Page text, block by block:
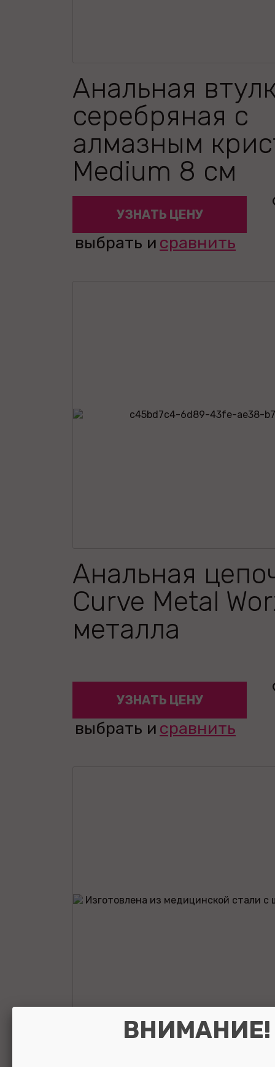
Анальная
серебряная с
алмазным
Medium 8 см
УЗНАТЬ ЦЕНУ
выбрать и сравнить
Анальная
Curve Metal
металла
УЗНАТЬ ЦЕНУ
выбрать и сравнить
ВНИМАНИЕ!